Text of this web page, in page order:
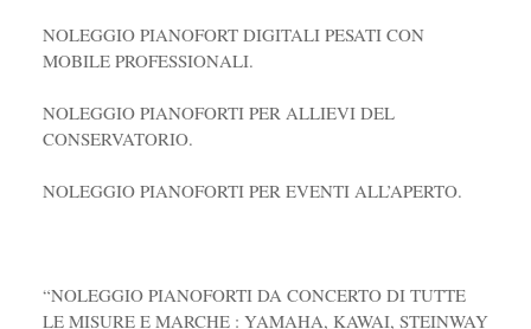
NOLEGGIO PIANOFORT DIGITALI PESATI CON
MOBILE PROFESSIONALI.
NOLEGGIO PIANOFORTI PER ALLIEVI DEL
CONSERVATORIO.
NOLEGGIO PIANOFORTI PER EVENTI ALL’APERTO.
“NOLEGGIO PIANOFORTI DA CONCERTO DI TUTTE
LE MISURE E MARCHE : YAMAHA, KAWAI, STEINWAY